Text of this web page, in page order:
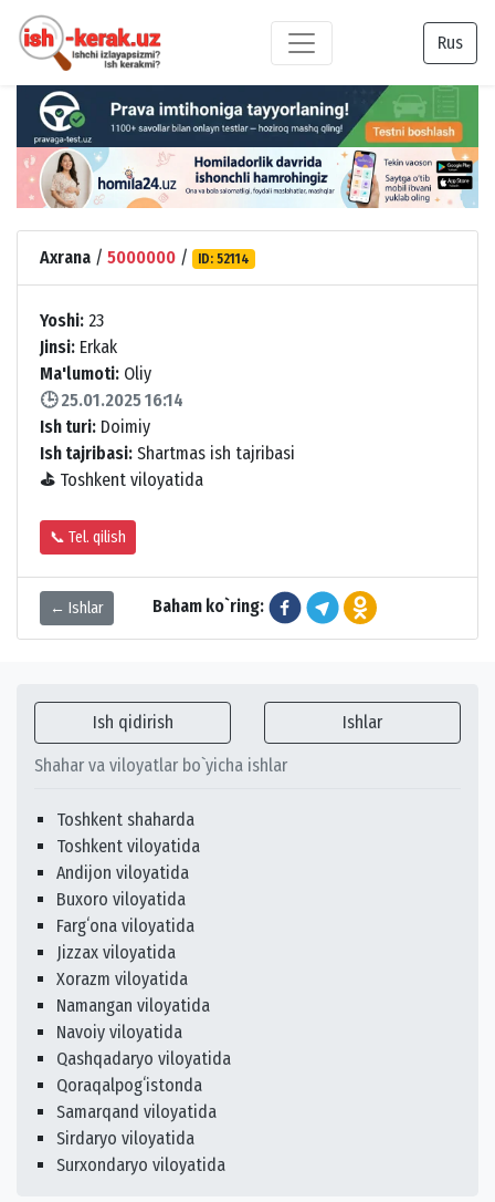
Rus
Axrana / 5000000 / ID: 52114
Yoshi: 23
Jinsi: Erkak
Ma'lumoti: Oliy
🕒 25.01.2025 16:14
Ish turi: Doimiy
Ish tajribasi: Shartmas ish tajribasi
⛳ Toshkent viloyatida
📞 Tel. qilish
← Ishlar Baham ko`ring:
Ish qidirish Ishlar
Shahar va viloyatlar bo`yicha ishlar
Toshkent shaharda
Toshkent viloyatida
Andijon viloyatida
Buxoro viloyatida
Fargʻona viloyatida
Jizzax viloyatida
Xorazm viloyatida
Namangan viloyatida
Navoiy viloyatida
Qashqadaryo viloyatida
Qoraqalpogʻistonda
Samarqand viloyatida
Sirdaryo viloyatida
Surxondaryo viloyatida